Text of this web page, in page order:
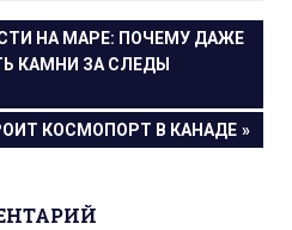
НА МАРЕ: ПОЧЕМУ ДАЖЕ
КАМНИ ЗА СЛЕДЫ
КОСМОПОРТ В КАНАДЕ